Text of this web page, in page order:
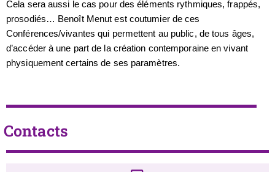
Cela sera aussi le cas pour des éléments rythmiques, frappés,
prosodiés… Benoît Menut est coutumier de ces
Conférences/vivantes qui permettent au public, de tous âges,
d’accéder à une part de la création contemporaine en vivant
physiquement certains de ses paramètres.
Contacts